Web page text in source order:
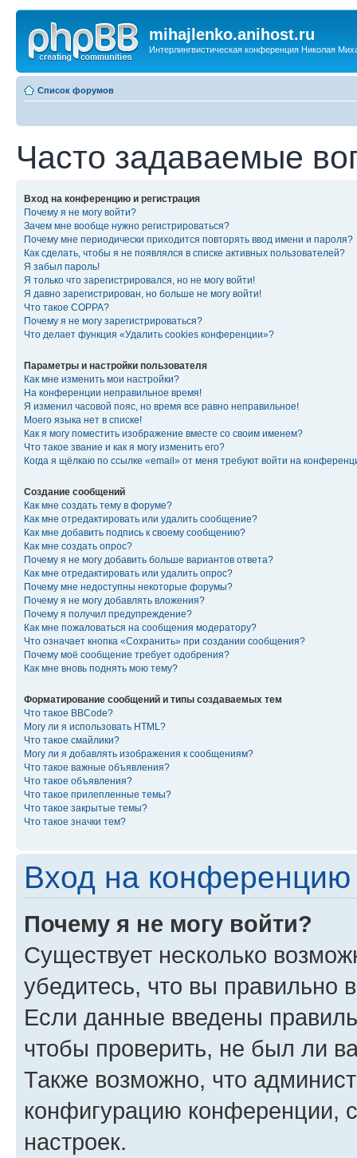
mihajlenko.anihost.ru
Интерлингвистическая конференция Николая
Список форумов
Часто задаваемые
Вход на конференцию и регистрация
Почему я не могу войти?
Зачем мне вообще нужно регистрироваться?
Почему мне периодически приходится повторять ввод имени и пароля?
Как сделать, чтобы я не появлялся в списке активных пользователей?
Я забыл пароль!
Я только что зарегистрировался, но не могу войти!
Я давно зарегистрирован, но больше не могу войти!
Что такое COPPA?
Почему я не могу зарегистрироваться?
Что делает функция «Удалить cookies конференции»?
Параметры и настройки пользователя
Как мне изменить мои настройки?
На конференции неправильное время!
Я изменил часовой пояс, но время все равно неправильное!
Моего языка нет в списке!
Как я могу поместить изображение вместе со своим именем?
Что такое звание и как я могу изменить его?
Когда я щёлкаю по ссылке «email» от меня требуют войти на
Создание сообщений
Как мне создать тему в форуме?
Как мне отредактировать или удалить сообщение?
Как мне добавить подпись к своему сообщению?
Как мне создать опрос?
Почему я не могу добавить больше вариантов ответа?
Как мне отредактировать или удалить опрос?
Почему мне недоступны некоторые форумы?
Почему я не могу добавлять вложения?
Почему я получил предупреждение?
Как мне пожаловаться на сообщения модератору?
Что означает кнопка «Сохранить» при создании сообщения?
Почему моё сообщение требует одобрения?
Как мне вновь поднять мою тему?
Форматирование сообщений и типы создаваемых тем
Что такое BBCode?
Могу ли я использовать HTML?
Что такое смайлики?
Могу ли я добавлять изображения к сообщениям?
Что такое важные объявления?
Что такое объявления?
Что такое прилепленные темы?
Что такое закрытые темы?
Что такое значки тем?
Вход на конференцию
Почему я не могу войти?
Существует несколько
убедитесь, что вы правильно
Если данные введены
чтобы проверить, не был ли
Также возможно, что
конфигурацию конференции,
настроек.